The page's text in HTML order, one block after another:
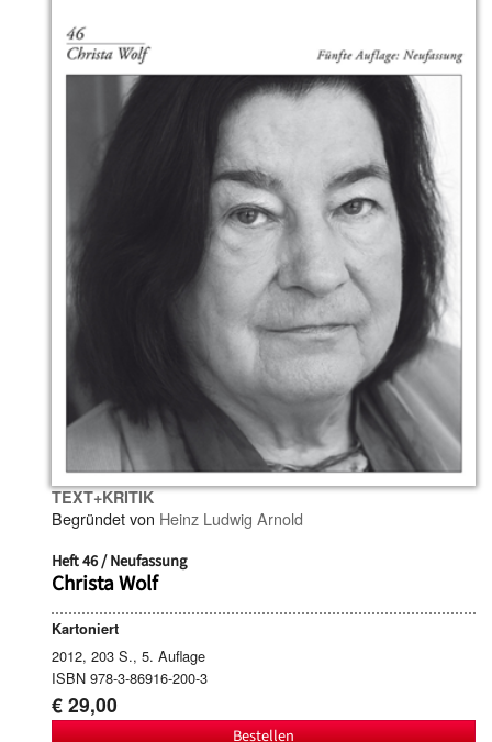
TEXT+KRITIK
Begründet von Heinz Ludwig Arnold
Heft 46 / Neufassung
Christa Wolf
Kartoniert
2012, 203 S., 5. Auflage
ISBN 978-3-86916-200-3
€ 29,00
Bestellen